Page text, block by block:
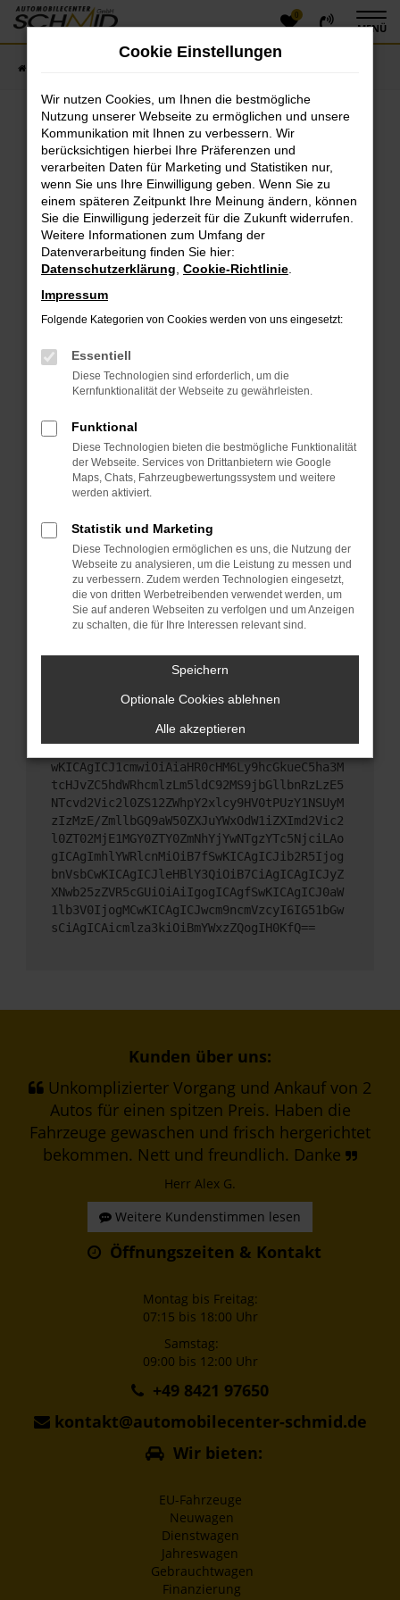
Zum
Hauptinhalt
0
MENÜ
Fehler: Network Error
Beim Laden ist ein Fehler aufgetreten.
Hier sind ein paar Tipps, die dir helfen können:
Überprüfe deine Firewall und deine
Internetverbindung.
Laden andere Webseiten, zum Beispiel deine
Suchmaschine?
Prüfe deine Browsererweiterungen.
das Laden bestimmter Seiten verhindern.
Funktioniert die Seite in einem anderen Browser
oder in einem privaten Fenster?
Das kann manchmal helfen, vorübergehende
Probleme zu beheben.
Stelle sicher, dass dein Browser und dein
Betriebssystem auf dem neuesten Stand sind.
Sicherheitsrisiko, sondern kann auch dazu führen,
dass bestimmte Funktionen nicht mehr
unterstützt werden.
Wende dich an den Webseitenbetreiber.
Wenn du alle oben genannten Schritte versucht
hast, kontaktiere uns bitte. Wir werden versuchen,
das Problem zu beheben. Du kannst uns diesen
Text schicken, um uns bei der Fehlersuche zu
unterstützen:
ewogICJuYW1lIjogIk5ldHdvcmtFcnJvciIsCiAgI
mNvbmZpZyI6IHsKICAgICJtZXRob2QiOiAiR0VUIi
wKICAgICJ1cmwiOiAiaHR0cHM6Ly9hcGkueC5ha3M
tcHJvZC5hdWRhcmlzLm5ldC92MS9jbGllbnRzLzE5
NTcvd2Vic2l0ZS12ZWhpY2xlcy9HV0tPUzY1NSUyM
zIzMzE/ZmllbGQ9aW50ZXJuYWxOdW1iZXImd2Vic2
l0ZT02MjE1MGY0ZTY0ZmNhYjYwNTgzYTc5NjciLAo
gICAgImhlYWRlcnMiOiB7fSwKICAgICJib2R5Ijog
bnVsbCwKICAgICJleHBlY3QiOiB7CiAgICAgICJyZ
XNwb25zZVR5cGUiOiAiIgogICAgfSwKICAgICJ0aW
1lb3V0IjogMCwKICAgICJwcm9ncmVzcyI6IG51bGw
sCiAgICAicmlza3kiOiBmYWxzZQogIH0KfQ==
Kunden über uns:
Unkomplizierter Vorgang und Ankauf von 2
Autos für einen spitzen Preis. Haben die
Fahrzeuge gewaschen und frisch hergerichtet
bekommen. Nett und freundlich. Danke
Herr Alex G.
Weitere Kundenstimmen lesen
Öffnungszeiten & Kontakt
Montag bis Freitag:
07:15 bis 18:00 Uhr
Samstag:
09:00 bis 12:00 Uhr
+49 8421 97650
kontakt@automobilecenter-schmid.de
Wir bieten:
EU-Fahrzeuge
Neuwagen
Dienstwagen
Jahreswagen
Gebrauchtwagen
Finanzierung
Cookie Einstellungen
Wir nutzen Cookies, um Ihnen die bestmögliche
Nutzung unserer Webseite zu ermöglichen und unsere
Kommunikation mit Ihnen zu verbessern. Wir
berücksichtigen hierbei Ihre Präferenzen und
verarbeiten Daten für Marketing und Statistiken nur,
wenn Sie uns Ihre Einwilligung geben. Wenn Sie zu
einem späteren Zeitpunkt Ihre Meinung ändern, können
Sie die Einwilligung jederzeit für die Zukunft widerrufen.
Weitere Informationen zum Umfang der
Datenverarbeitung finden Sie hier:
Datenschutzerklärung Cookie-Richtlinie
Impressum
Folgende Kategorien von Cookies werden von uns eingesetzt:
Essentiell
Diese Technologien sind erforderlich, um die
Kernfunktionalität der Webseite zu gewährleisten.
Funktional
Diese Technologien bieten die bestmögliche Funktionalität
der Webseite. Services von Drittanbietern wie Google
Maps, Chats, Fahrzeugbewertungssystem und weitere
werden aktiviert.
Statistik und Marketing
Diese Technologien ermöglichen es uns, die Nutzung der
Webseite zu analysieren, um die Leistung zu messen und
zu verbessern. Zudem werden Technologien eingesetzt,
die von dritten Werbetreibenden verwendet werden, um
Sie auf anderen Webseiten zu verfolgen und um Anzeigen
zu schalten, die für Ihre Interessen relevant sind.
Speichern
Optionale Cookies ablehnen
Alle akzeptieren